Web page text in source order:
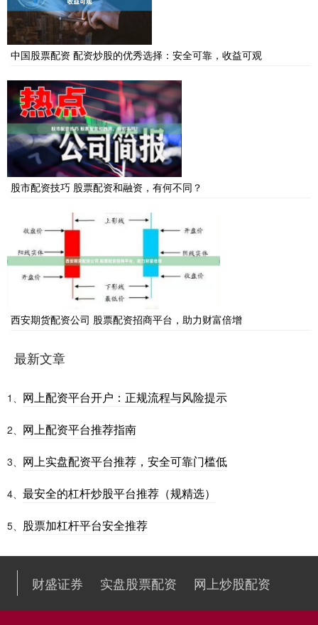
中国股票配资 配资炒股的优秀选择：安全可靠，收益可观
股市配资技巧 股票配资和融资，有何不同？
西安期货配资公司 股票配资招商平台，助力财富倍增
最新文章
1、 网上配资平台开户：正规流程与风险提示
2、 网上配资平台推荐指南
3、 网上实盘配资平台推荐，安全可靠门槛低
4、 最安全的杠杆炒股平台推荐（规精选）
5、 股票加杠杆平台安全推荐
财盛证券 实盘股票配资 网上炒股配资